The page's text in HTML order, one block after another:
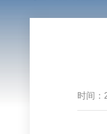
时间：